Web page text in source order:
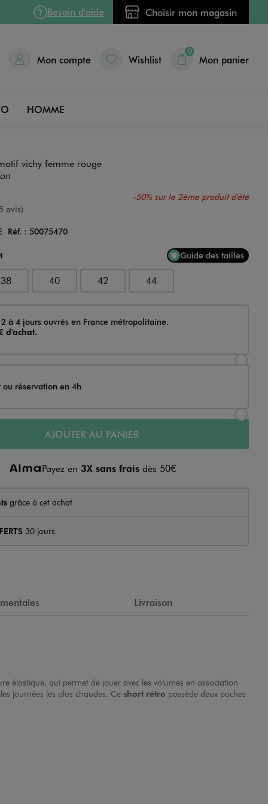
Besoin d'aide Choisir mon magasin
Mon compte Wishlist
0
Mon panier
HOMME
vichy femme rouge
-50% sur le 2ème produit d'été
avis)
Réf. : 50075470
Guide des tailles
38 40 42 44
à 4 jours ouvrés en France métropolitaine.
d'achat.
ou réservation en 4h
AJOUTER AU PANIER
Payez en 3X sans fraisdès 50€
grâce à cet achat
30 jours
Livraison
élastique, qui permet de jouer avec les volumes en association
journées les plus chaudes. Ce short rétro possède deux poches